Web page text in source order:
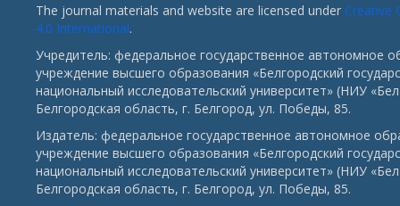
The journal materials and website are licensed under Creative
4.0 International.
Учредитель: федеральное государственное автономное
учреждение высшего образования «Белгородский
национальный исследовательский университет» (НИУ
Белгородская область, г. Белгород, ул. Победы, 85.
Издатель: федеральное государственное автономное
учреждение высшего образования «Белгородский
национальный исследовательский университет» (НИУ
Белгородская область, г. Белгород, ул. Победы, 85.